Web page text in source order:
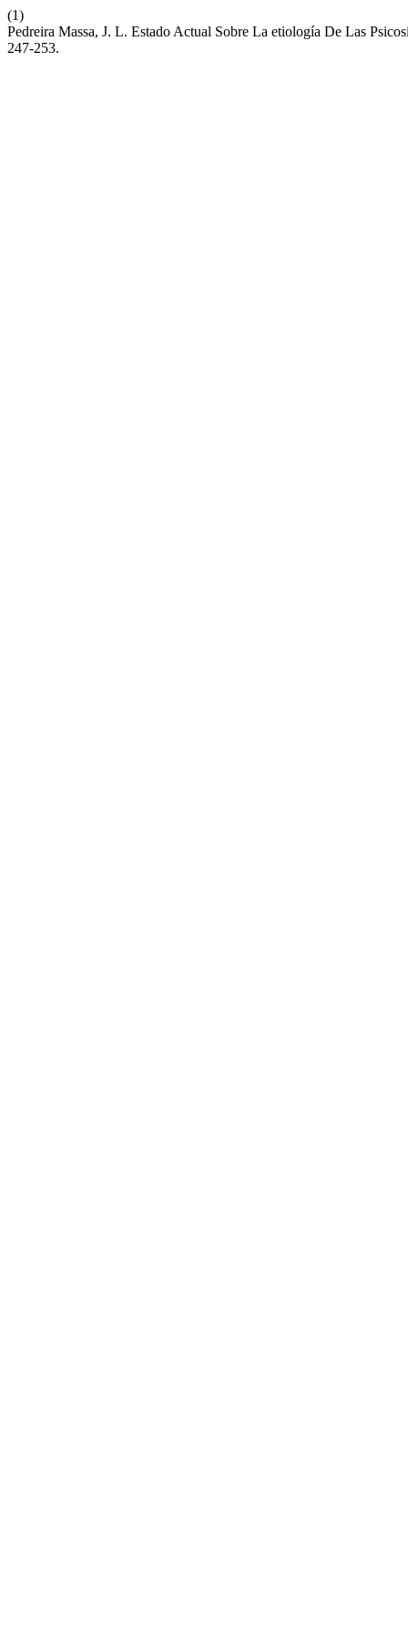
(1)
Pedreira Massa, J. L. Estado Actual Sobre La etiología De Las
247-253.